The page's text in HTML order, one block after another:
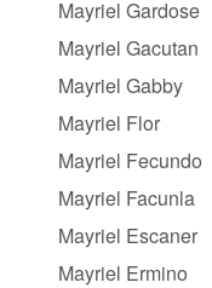
Mayriel Gardose
Mayriel Gacutan
Mayriel Gabby
Mayriel Flor
Mayriel Fecundo
Mayriel Facunla
Mayriel Escaner
Mayriel Ermino